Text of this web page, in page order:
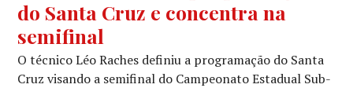
do Santa Cruz e concentra na
semifinal
O técnico Léo Raches definiu a programação do Santa
Cruz visando a semifinal do Campeonato Estadual Sub-